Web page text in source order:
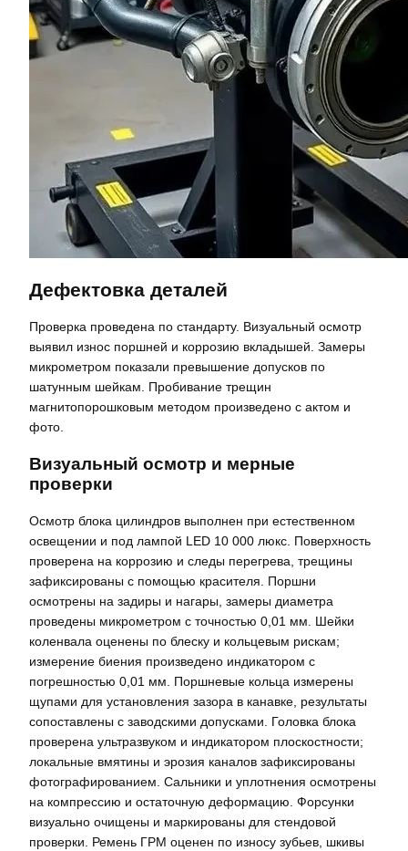
Дефектовка деталей
Проверка проведена по стандарту. Визуальный осмотр
выявил износ поршней и коррозию вкладышей. Замеры
микрометром показали превышение допусков по
шатунным шейкам. Пробивание трещин
магнитопорошковым методом произведено с актом и
фото.
Визуальный осмотр и мерные
проверки
Осмотр блока цилиндров выполнен при естественном
освещении и под лампой LED 10 000 люкс. Поверхность
проверена на коррозию и следы перегрева, трещины
зафиксированы с помощью красителя. Поршни
осмотрены на задиры и нагары, замеры диаметра
проведены микрометром с точностью 0,01 мм. Шейки
коленвала оценены по блеску и кольцевым рискам;
измерение биения произведено индикатором с
погрешностью 0,01 мм. Поршневые кольца измерены
щупами для установления зазора в канавке, результаты
сопоставлены с заводскими допусками. Головка блока
проверена ультразвуком и индикатором плоскостности;
локальные вмятины и эрозия каналов зафиксированы
фотографированием. Сальники и уплотнения осмотрены
на компрессию и остаточную деформацию. Форсунки
визуально очищены и маркированы для стендовой
проверки. Ремень ГРМ оценен по износу зубьев, шкивы